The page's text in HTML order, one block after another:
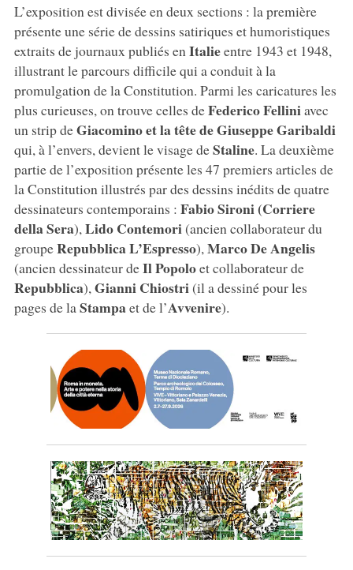
L’exposition est divisée en deux sections : la première
présente une série de dessins satiriques et humoristiques
extraits de journaux publiés en Italieentre 1943 et 1948,
illustrant le parcours difficile qui a conduit à la
promulgation de la Constitution. Parmi les caricatures les
plus curieuses, on trouve celles deFederico Felliniavec
un strip deGiacomino et la tête de Giuseppe Garibaldi
qui, à l’envers, devient le visage deStaline. La deuxième
partie de l’exposition présente les 47 premiers articles de
la Constitution illustrés par des dessins inédits de quatre
dessinateurs contemporains : Fabio Sironi(Corriere
della Sera), Lido Contemori(ancien collaborateur du
groupeRepubblica L’Espresso), Marco De Angelis
(ancien dessinateur deIl Popoloet collaborateur de
Repubblica), Gianni Chiostri(il a dessiné pour les
pages de la Stampaet de l’Avvenire).